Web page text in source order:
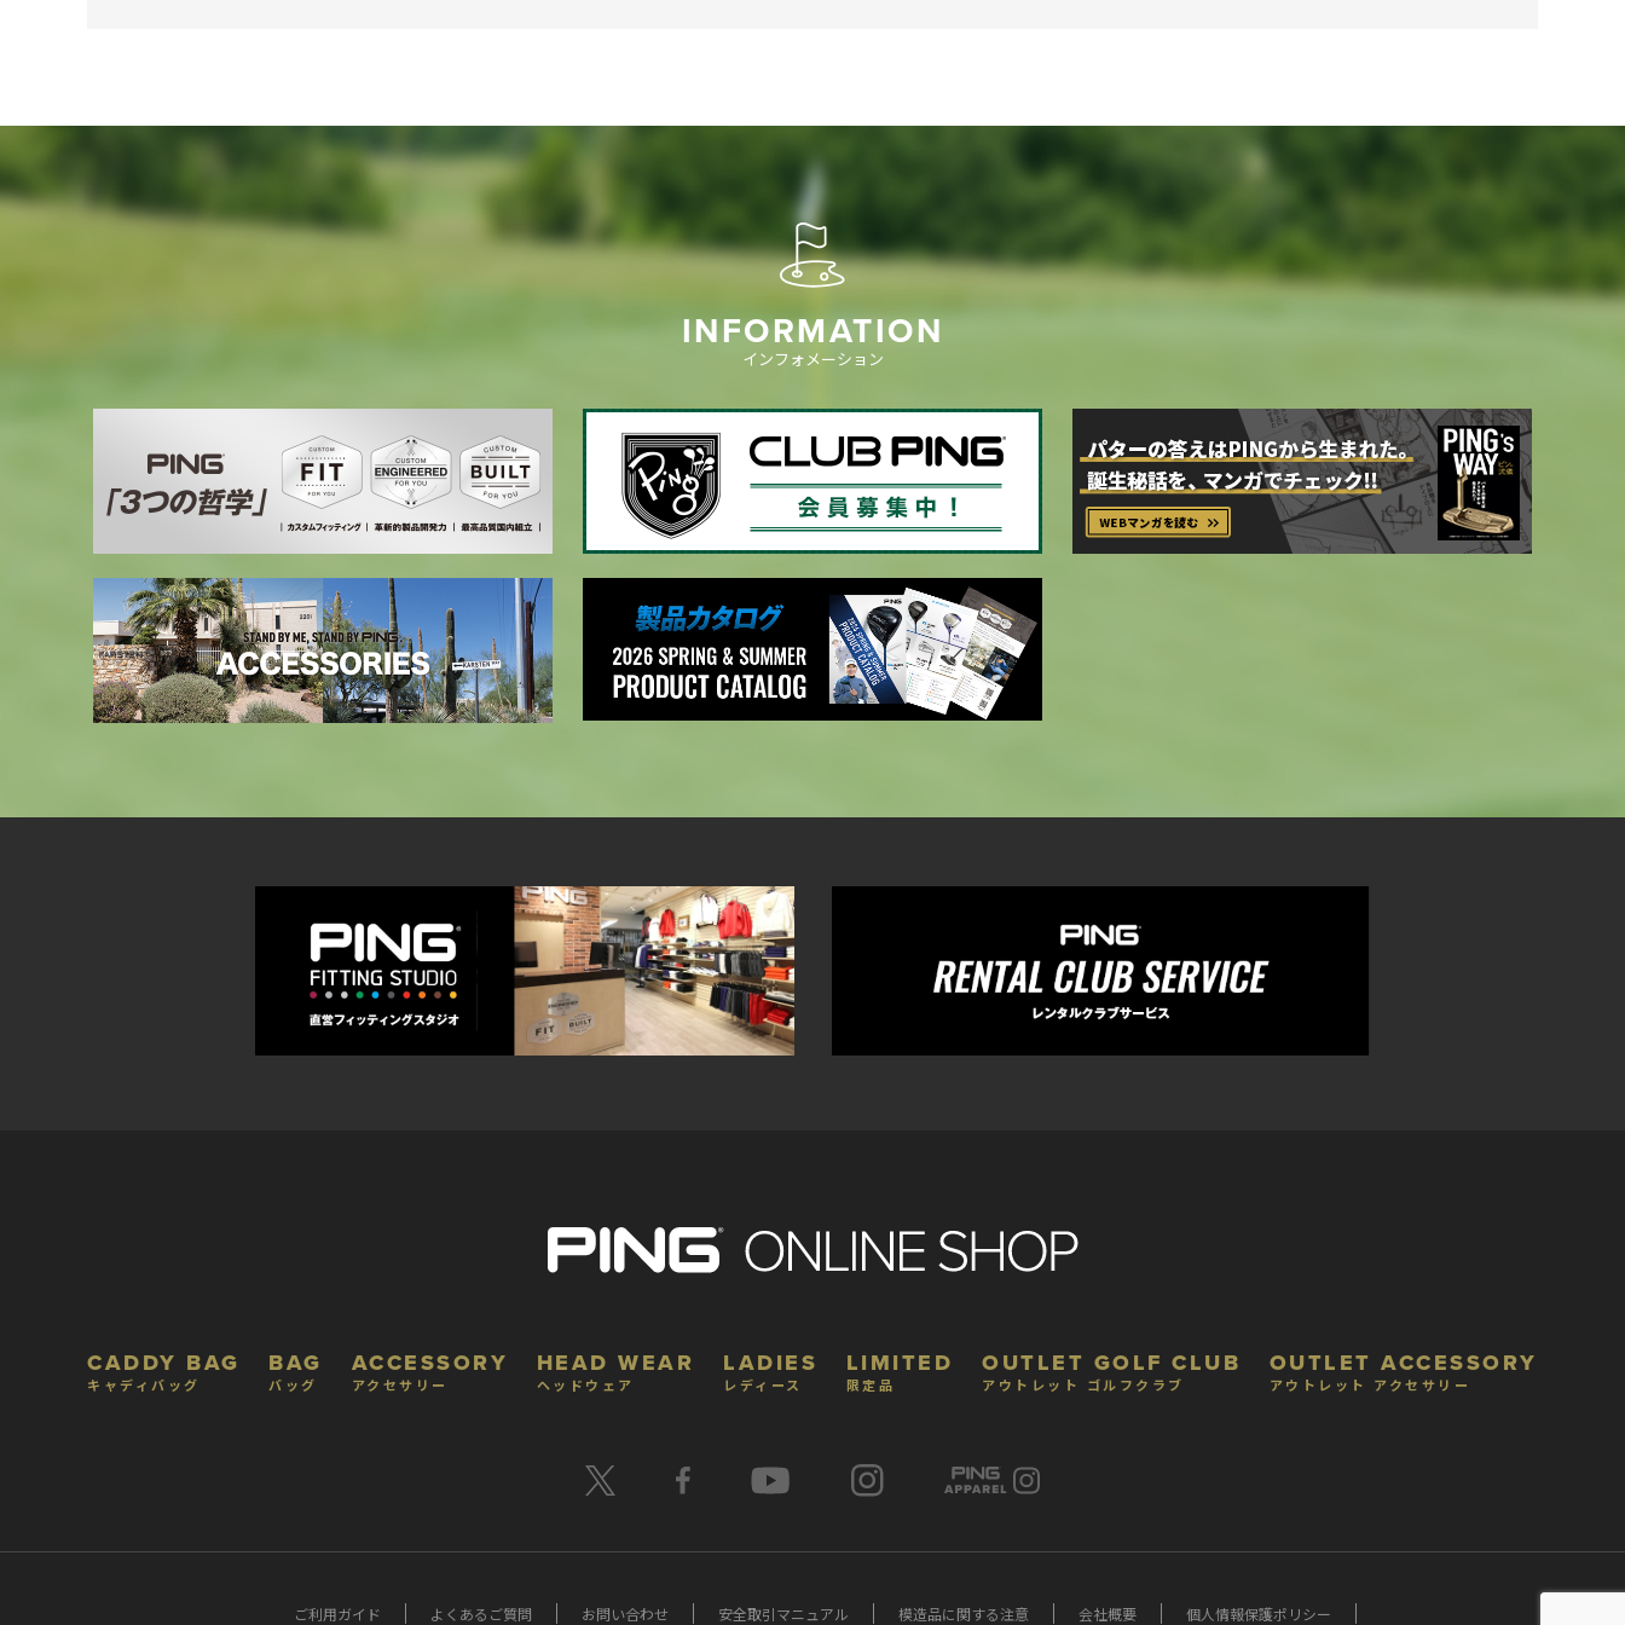
INFORMATION
インフォメーション
CADDY BAG
キャディバッグ
BAG
バッグ
ACCESSORY
アクセサリー
HEAD WEAR
ヘッドウェア
LADIES
レディース
LIMITED
限定品
OUTLET GOLF CLUB
アウトレット ゴルフクラブ
OUTLET ACCESSORY
アウトレット アクセサリー
ご利用ガイド よくあるご質問 お問い合わせ 安全取引マニュアル 模造品に関する注意 会社概要 個人情報保護ポリシー